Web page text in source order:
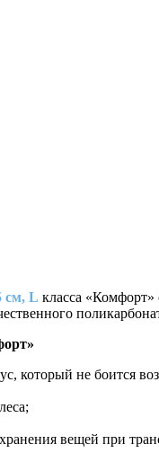
см, L класса
который не боится
вещей при